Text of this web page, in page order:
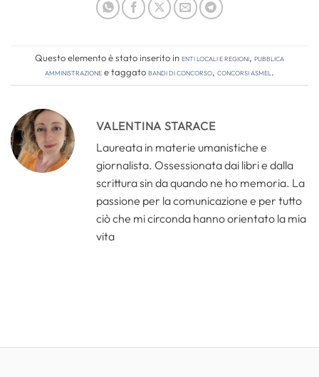
Questo elemento è stato inserito inEnti locali e regioni, Pubblica
amministrazionee taggatobandi di concorso, concorsi asmel .
VALENTINA STARACE
Laureata in materie umanistiche e
giornalista. Ossessionata dai libri e dalla
scrittura sin da quando ne ho memoria. La
passione per la comunicazione e per tutto
ciò che mi circonda hanno orientato la mia
vita